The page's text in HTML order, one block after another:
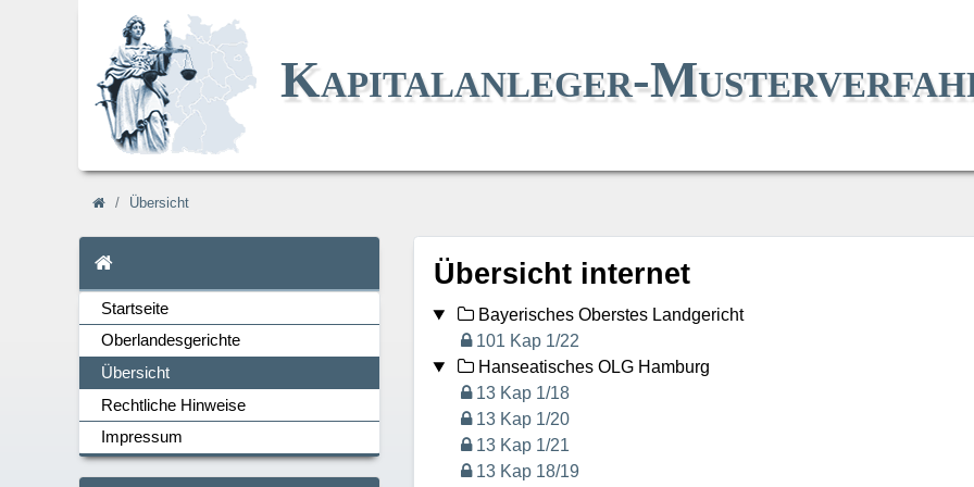
Kapitalanleger-
Navi_breadcrum
Übersicht
Startseite
Navi_links
Startseite
Oberlandesgerichte
Übersicht
Rechtliche Hinweise
Impressum
Übersicht internet
Bayerisches Oberstes Landgericht
101 Kap 1/22
Hanseatisches OLG Hamburg
13 Kap 1/18
13 Kap 1/20
13 Kap 1/21
13 Kap 18/19